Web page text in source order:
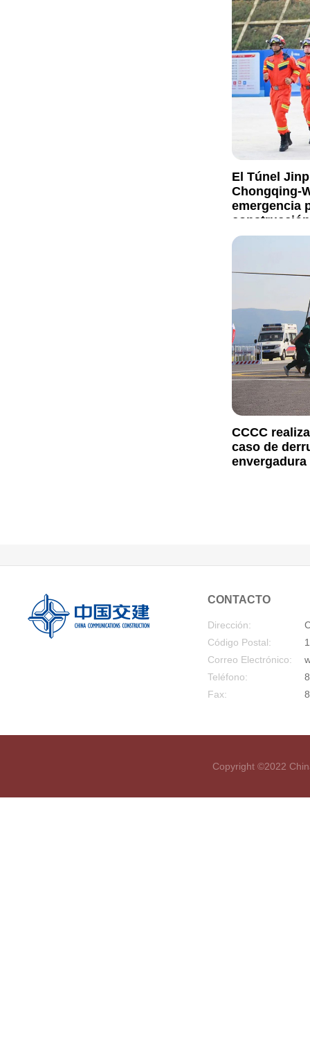
El Túnel
Chongqing-
emergencia
construcción
CCCC
caso de
envergadura
CONTACTO
Dirección:
Código Postal:
Correo Electrónico:
Teléfono:
Fax:
Copyright ©2022